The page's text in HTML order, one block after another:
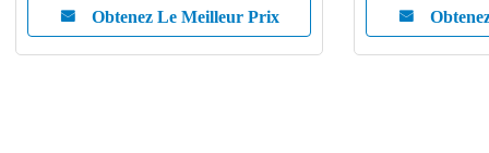
Obtenez Le Meilleur Prix